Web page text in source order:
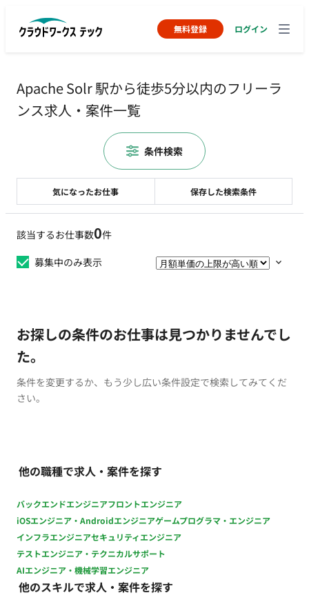
無料登録 ログイン
Apache Solr 駅から徒歩5分以内のフリーラ
ンス求人・案件一覧
該当するお仕事数0件
募集中のみ表示
お探しの条件のお仕事は見つかりませんでし
た。
条件を変更するか、もう少し広い条件設定で検索してみてくだ
さい。
他の職種で求人・案件を探す
バックエンドエンジニアフロントエンジニア
iOSエンジニア・Androidエンジニアゲームプログラマ・エンジニア
インフラエンジニアセキュリティエンジニア
テストエンジニア・テクニカルサポート
AIエンジニア・機械学習エンジニア
他のスキルで求人・案件を探す
気になったお仕事 保存した検索条件
条件検索